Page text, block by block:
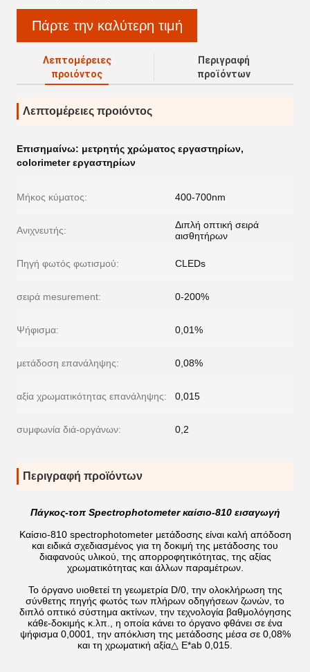
Πάρτε την καλύτερη τιμή
Λεπτομέρειες
προιόντος
Περιγραφή
προϊόντων
Λεπτομέρειες προιόντος
Επισημαίνω: μετρητής χρώματος εργαστηρίων,
colorimeter εργαστηρίων
Μήκος κύματος: 400-700nm
Ανιχνευτής:
Διπλή οπτική σειρά
αισθητήρων
Πηγή φωτός φωτισμού: CLEDs
σειρά mesurement: 0-200%
Ψήφισμα: 0,01%
μετάδοση επανάληψης: 0,08%
αξία χρωματικότητας επανάληψης: 0,015
συμφωνία διά-οργάνων: 0,2
Περιγραφή προϊόντων
Πάγκος-τοπ Spectrophotometer καίσιο-810 εισαγωγή
Καίσιο-810 spectrophotometer μετάδοσης είναι καλή απόδοση
και ειδικά σχεδιασμένος για τη δοκιμή της μετάδοσης του
διαφανούς υλικού, της απορροφητικότητας, της αξίας
χρωματικότητας και άλλων παραμέτρων.
Το όργανο υιοθετεί τη γεωμετρία D/0, την ολοκλήρωση της
σύνθετης πηγής φωτός των πλήρων οδηγήσεων ζωνών, το
διπλό οπτικό σύστημα ακτίνων, την τεχνολογία βαθμολόγησης
κάθε-δοκιμής κ.λπ., η οποία κάνει το όργανο φθάνει σε ένα
ψήφισμα 0,0001, την απόκλιση της μετάδοσης μέσα σε 0,08%
και τη χρωματική αξία△ E*ab 0,015.